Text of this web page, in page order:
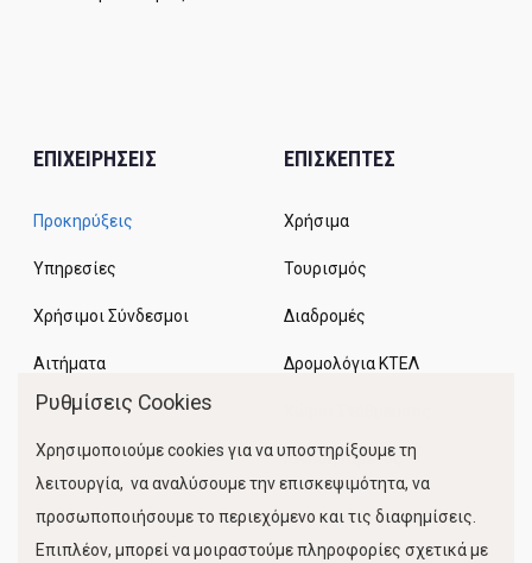
ΕΠΙΧΕΙΡΗΣΕΙΣ
Προκηρύξεις
Υπηρεσίες
Χρήσιμοι Σύνδεσμοι
Αιτήματα
ΕΠΙΣΚΕΠΤΕΣ
Χρήσιμα
Τουρισμός
Διαδρομές
Δρομολόγια ΚΤΕΛ
Κίνηση Λιμένος
Ρυθμίσεις Cookies
Χρησιμοποιούμε cookies για να υποστηρίξουμε τη
λειτουργία, να αναλύσουμε την επισκεψιμότητα, να
προσωποποιήσουμε το περιεχόμενο και τις διαφημίσεις.
Επιπλέον, μπορεί να μοιραστούμε πληροφορίες σχετικά με